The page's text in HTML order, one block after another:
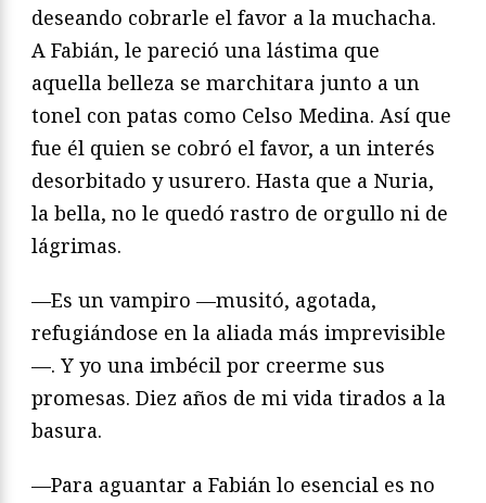
deseando cobrarle el favor a la muchacha.
A Fabián, le pareció una lástima que
aquella belleza se marchitara junto a un
tonel con patas como Celso Medina. Así que
fue él quien se cobró el favor, a un interés
desorbitado y usurero. Hasta que a Nuria,
la bella, no le quedó rastro de orgullo ni de
lágrimas.
—Es un vampiro —musitó, agotada,
refugiándose en la aliada más imprevisible
—. Y yo una imbécil por creerme sus
promesas. Diez años de mi vida tirados a la
basura.
—Para aguantar a Fabián lo esencial es no